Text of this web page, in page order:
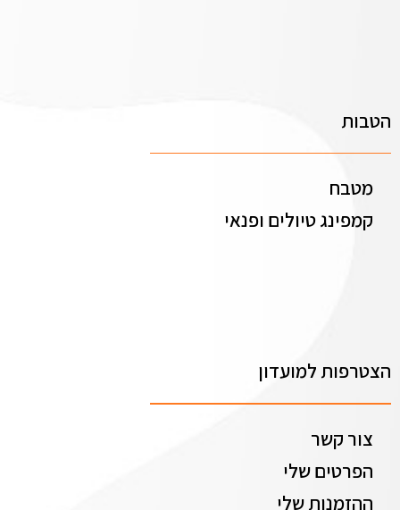
הטבות
מטבח
קמפינג טיולים ופנאי
הצטרפות למועדון
צור קשר
הפרטים שלי
ההזמנות שלי